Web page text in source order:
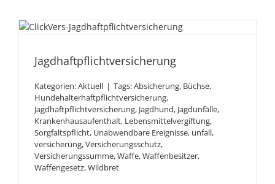
Jagdhaftpflicht­versicherung
Kategorien:Aktuell | Tags:Absicherung, Büchse,
Hundehalterhaftpflichtversicherung,
Jagdhaftpflichtversicherung, Jagdhund, Jagdunfälle,
Krankenhausaufenthalt, Lebensmittelvergiftung,
Sorgfaltspflicht, Unabwendbare Ereignisse, unfall,
versicherung,Versicherungsschutz,
Versicherungssumme,Waffe,Waffenbesitzer,
Waffengesetz,Wildbret